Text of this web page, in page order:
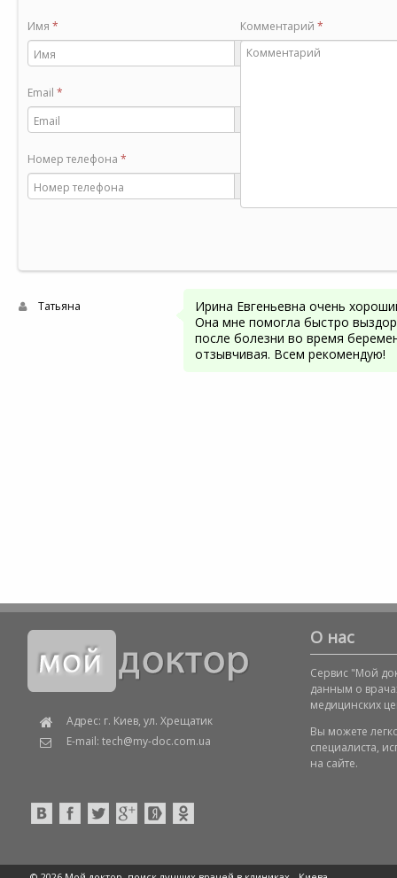
Имя *
Email *
Номер телефона *
Комментарий *
Татьяна
Ирина Евгеньевна очень
Она мне помогла быстро
после болезни во время
отзывчивая. Всем рекомендую!
Адрес: г. Киев, ул. Хрещатик
E-mail: tech@my-doc.com.ua
О нас
Сервис "Мой
данным о
медицинских
Вы можете
специалиста,
на сайте.